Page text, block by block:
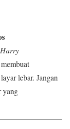
Harry
membuat
lebar. Jangan
yang